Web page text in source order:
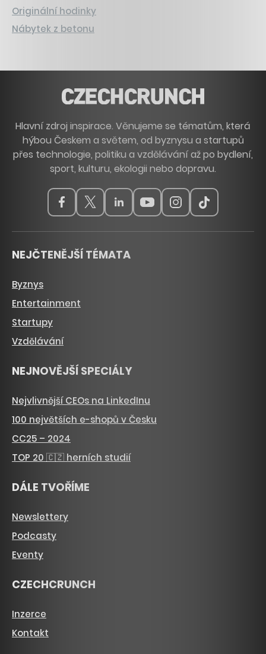
Originální hodinky
Nábytek z betonu
Hlavní zdroj inspirace. Věnujeme se tématům, která
hýbou Českem a světem, od byznysu a startupů
přes technologie, politiku a vzdělávání až po bydlení,
sport, kulturu, ekologii nebo dopravu.
NEJČTENĚJŠÍ TÉMATA
Byznys
Entertainment
Startupy
Vzdělávání
NEJNOVĚJŠÍ SPECIÁLY
Nejvlivnější CEOs na LinkedInu
100 největších e-shopů v Česku
CC25 – 2024
TOP 20 🇨🇿 herních studií
DÁLE TVOŘÍME
Newslettery
Podcasty
Eventy
CZECHCRUNCH
Inzerce
Kontakt